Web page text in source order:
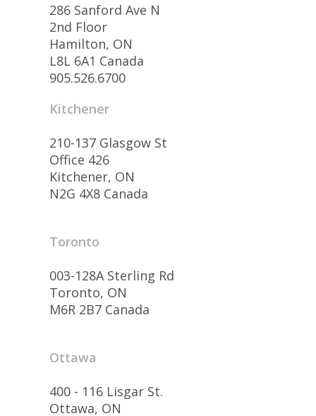
286 Sanford Ave N
2nd Floor
Hamilton, ON
L8L 6A1 Canada
905.526.6700
Kitchener
210-137 Glasgow St
Office 426
Kitchener, ON
N2G 4X8 Canada
Toronto
003-128A Sterling Rd
Toronto, ON
M6R 2B7 Canada
Ottawa
400 - 116 Lisgar St.
Ottawa, ON